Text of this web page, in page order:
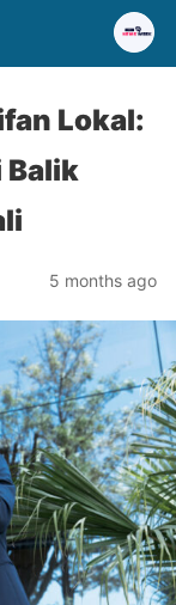
Lokal:
Balik
5 months ago